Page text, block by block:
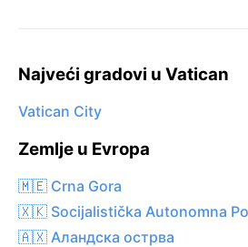
Najveći gradovi u Vatican
Vatican City
Zemlje u Evropa
🇲🇪 Crna Gora
🇽🇰 Socijalistička Autonomna
🇦🇽 Аландска острва